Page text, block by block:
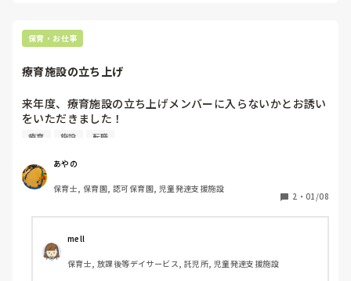
保育・お仕事
療育施設の立ち上げ
来年度、療育施設の立ち上げメンバーに入らないかとお誘い
をいただきました！
質問があればなんでも聞いてと言ってもらっているのです
が、コレは確認しないと！と思うことはありますか？
ぜひ教えてください🙏✨
療育 施設 転職
あやの
保育士, 保育園, 認可保育園, 児童発達支援施設
2 ・ 01/08
mell
保育士, 放課後等デイサービス, 託児所, 児童発達支援施設